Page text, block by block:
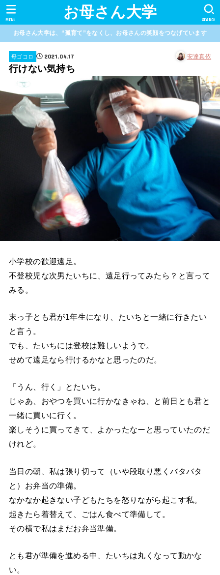
お母さん大学 SEARCH
MENU
お母さん大学は、“孤育て”をなくし、お母さんの笑顔をつなげています
母ゴコロ 2021.04.17 安達真依
行けない気持ち
小学校の歓迎遠足。
不登校児な次男たいちに、遠足行ってみたら？と言って
みる。
末っ子とも君が1年生になり、たいちと一緒に行きたい
と言う。
でも、たいちには登校は難しいようで。
せめて遠足なら行けるかなと思ったのだ。
「うん、行く」とたいち。
じゃあ、おやつを買いに行かなきゃね、と前日とも君と
一緒に買いに行く。
楽しそうに買ってきて、よかったなーと思っていたのだ
けれど。
当日の朝、私は張り切って（いや段取り悪くバタバタ
と）お弁当の準備。
なかなか起きない子どもたちを怒りながら起こす私。
起きたら着替えて、ごはん食べて準備して。
その横で私はまだお弁当準備。
とも君が準備を進める中、たいちは丸くなって動かな
い。